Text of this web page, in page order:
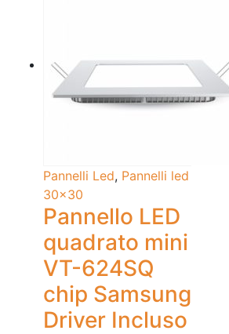
Pannelli Led, Pannelli led
30x30
Pannello LED
quadrato mini
VT-624SQ
chip Samsung
Driver Incluso